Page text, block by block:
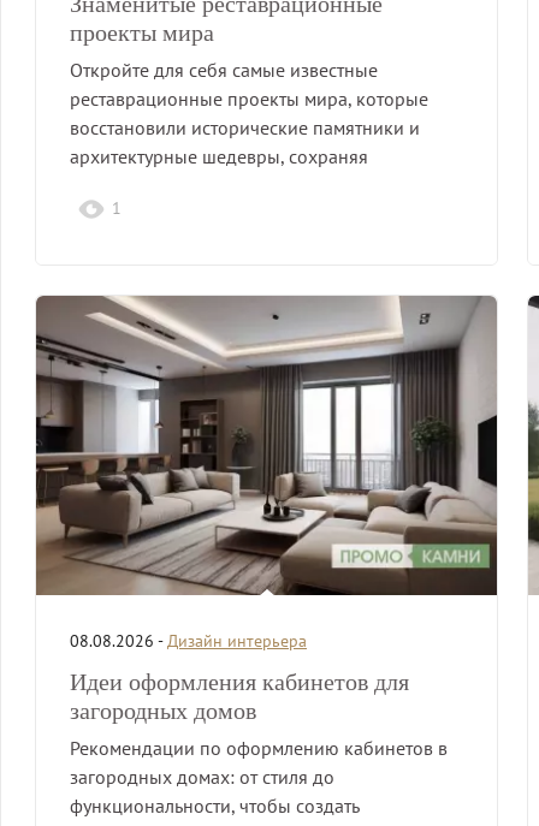
проекты мира
Откройте для себя самые известные
реставрационные проекты мира, которые
восстановили исторические памятники и
архитектурные шедевры, сохраняя
1
08.08.2026 -Дизайн интерьера
Идеи оформления кабинетов для
загородных домов
Рекомендации по оформлению кабинетов в
загородных домах: от стиля до
функциональности, чтобы создать